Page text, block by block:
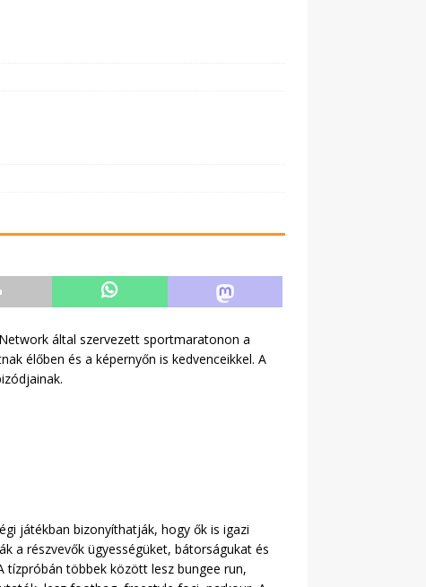
által szervezett sportmaratonon a
élőben és a képernyőn is kedvenceikkel. A
játékban bizonyíthatják, hogy ők is igazi
a részvevők ügyességüket, bátorságukat és
tízpróbán többek között lesz bungee run,